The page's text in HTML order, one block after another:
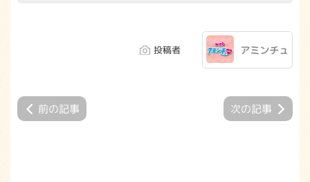
投稿者 アミンチュ
前の記事 次の記事